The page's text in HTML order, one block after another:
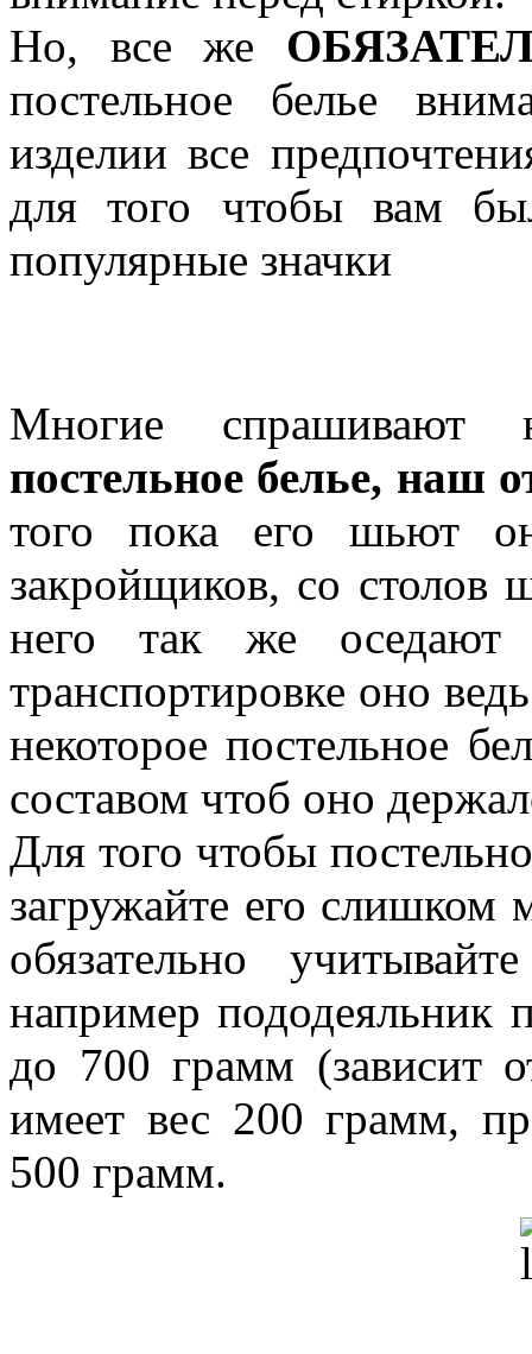
Но, все же
постельное белье
изделии все
для того чтобы вам
популярные значки
Многие
постельное белье, наш
того пока его шьют
закройщиков, со столов
него так же
транспортировке оно
некоторое постельное
составом чтоб оно
Для того чтобы
загружайте его
обязательно
например пододеяльник
до 700 грамм (зависит
имеет вес 200 грамм,
500 грамм.